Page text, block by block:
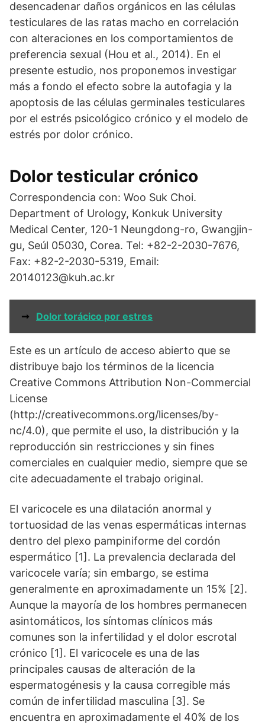
desencadenar daños orgánicos en las células
testiculares de las ratas macho en correlación
con alteraciones en los comportamientos de
preferencia sexual (Hou et al., 2014). En el
presente estudio, nos proponemos investigar
más a fondo el efecto sobre la autofagia y la
apoptosis de las células germinales testiculares
por el estrés psicológico crónico y el modelo de
estrés por dolor crónico.
Dolor testicular crónico
Correspondencia con: Woo Suk Choi.
Department of Urology, Konkuk University
Medical Center, 120-1 Neungdong-ro, Gwangjin-
gu, Seúl 05030, Corea. Tel: +82-2-2030-7676,
Fax: +82-2-2030-5319, Email:
20140123@kuh.ac.kr
➞ Dolor torácico por estres
Este es un artículo de acceso abierto que se
distribuye bajo los términos de la licencia
Creative Commons Attribution Non-Commercial
License
(http://creativecommons.org/licenses/by-
nc/4.0), que permite el uso, la distribución y la
reproducción sin restricciones y sin fines
comerciales en cualquier medio, siempre que se
cite adecuadamente el trabajo original.
El varicocele es una dilatación anormal y
tortuosidad de las venas espermáticas internas
dentro del plexo pampiniforme del cordón
espermático [1]. La prevalencia declarada del
varicocele varía; sin embargo, se estima
generalmente en aproximadamente un 15% [2].
Aunque la mayoría de los hombres permanecen
asintomáticos, los síntomas clínicos más
comunes son la infertilidad y el dolor escrotal
crónico [1]. El varicocele es una de las
principales causas de alteración de la
espermatogénesis y la causa corregible más
común de infertilidad masculina [3]. Se
encuentra en aproximadamente el 40% de los